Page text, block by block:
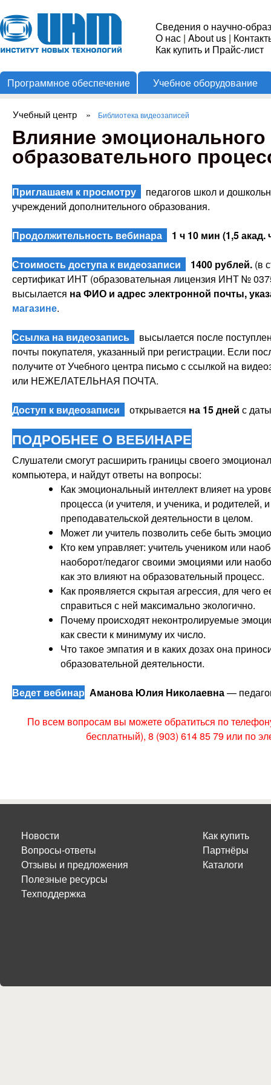
Институт
Новых
Технологий
Сведения о научно-
О нас | About us |
Как купить и Прайс-лист
Программное обеспечение Учебное оборудование
Вы здесь
Учебный центр » Библиотека видеозаписей
Влияние эмоционального
образовательного
Приглашаем к просмотру
педагогов школ и
учреждений дополнительного образования.
Продолжительность вебинара 1 ч 10 мин (1,5 акад.
Стоимость доступа к видеозаписи 1400 рублей. (в
сертификат ИНТ (образовательная лицензия ИНТ №
высылается на ФИО и адрес электронной почты,
магазине.
Ссылка на видеозапись
высылается после
почты покупателя, указанный при регистрации. Если
получите от Учебного центра письмо с ссылкой на
или НЕЖЕЛАТЕЛЬНАЯ ПОЧТА.
Доступ к видеозаписи открывается на 15 дней с
ПОДРОБНЕЕ О ВЕБИНАРЕ
Слушатели смогут расширить границы своего
компьютера, и найдут ответы на вопросы:
Как эмоциональный интеллект влияет на
процесса (и учителя, и ученика, и
преподавательской деятельности в целом.
Может ли учитель позволить себе быть
Кто кем управляет: учитель учеником или
наоборот/педагог своими эмоциями или
как это влияют на образовательный процесс.
Как проявляется скрытая агрессия, для
справиться с ней максимально экологично.
Почему происходят неконтролируемые
как свести к минимуму их число.
Что такое эмпатия и в каких дозах она
образовательной деятельности.
Ведет вебинар Аманова Юлия Николаевна—
По всем вопросам вы можете обратиться по
бесплатный), 8 (903) 614 85 79 или по
Новости
Вопросы-ответы
Отзывы и предложения
Полезные ресурсы
Техподдержка
Как купить
Партнёры
Каталоги